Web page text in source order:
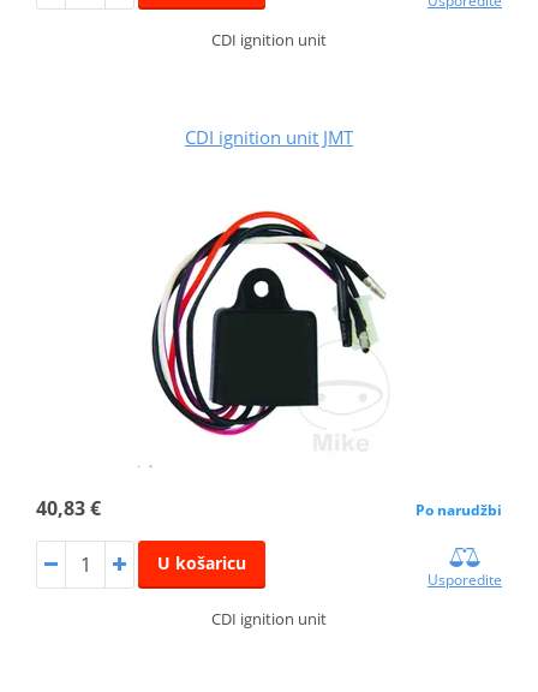
CDI ignition unit
CDI ignition unit JMT
40,83 € Po narudžbi
U košaricu
Usporedite
CDI ignition unit